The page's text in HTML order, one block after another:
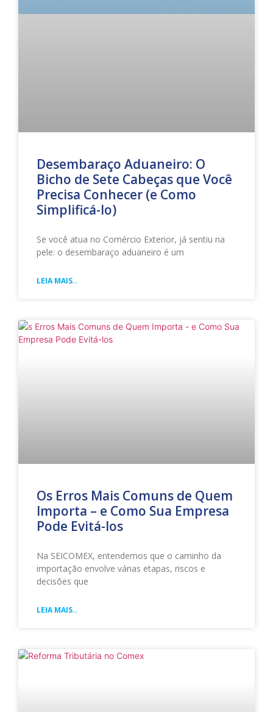
Desembaraço Aduaneiro: O
Bicho de Sete Cabeças que Você
Precisa Conhecer (e Como
Simplificá-lo)
Se você atua no Comércio Exterior, já sentiu na
pele: o desembaraço aduaneiro é um
LEIA MAIS..
Os Erros Mais Comuns de Quem
Importa – e Como Sua Empresa
Pode Evitá-los
Na SEICOMEX, entendemos que o caminho da
importação envolve várias etapas, riscos e
decisões que
LEIA MAIS..